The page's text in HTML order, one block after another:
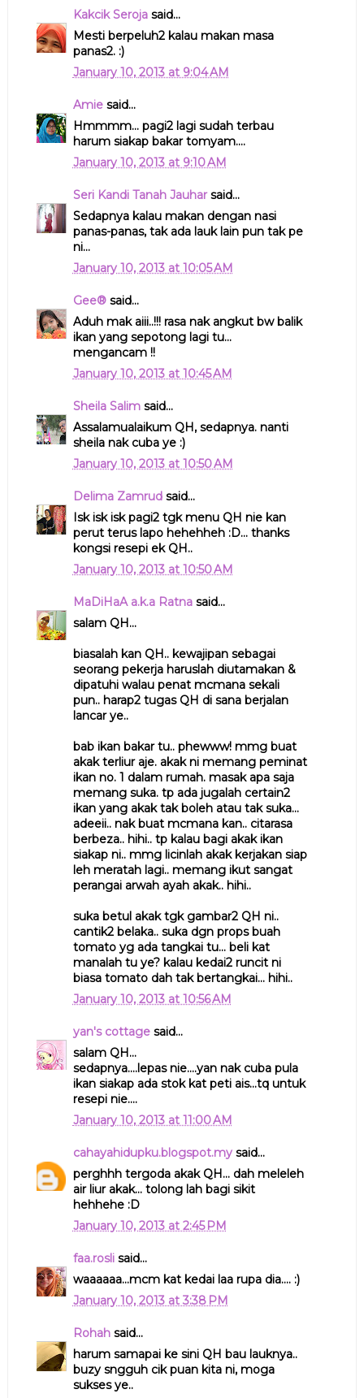
Kakcik Serojasaid...
Mesti berpeluh2 kalau makan masa
panas2. :)
January 10, 2013 at 9:04 AM
Amiesaid...
Hmmmm... pagi2 lagi sudah terbau
harum siakap bakar tomyam....
January 10, 2013 at 9:10 AM
Seri Kandi Tanah Jauharsaid...
Sedapnya kalau makan dengan nasi
panas-panas, tak ada lauk lain pun tak pe
ni...
January 10, 2013 at 10:05 AM
Gee®said...
Aduh mak aiii..!!! rasa nak angkut bw balik
ikan yang sepotong lagi tu...
mengancam !!
January 10, 2013 at 10:45 AM
Sheila Salimsaid...
Assalamualaikum QH, sedapnya. nanti
sheila nak cuba ye :)
January 10, 2013 at 10:50 AM
Delima Zamrudsaid...
Isk isk isk pagi2 tgk menu QH nie kan
perut terus lapo hehehheh :D... thanks
kongsi resepi ek QH..
January 10, 2013 at 10:50 AM
MaDiHaA a.k.a Ratnasaid...
salam QH...
biasalah kan QH.. kewajipan sebagai
seorang pekerja haruslah diutamakan &
dipatuhi walau penat mcmana sekali
pun.. harap2 tugas QH di sana berjalan
lancar ye..
bab ikan bakar tu.. phewww! mmg buat
akak terliur aje. akak ni memang peminat
ikan no. 1 dalam rumah. masak apa saja
memang suka. tp ada jugalah certain2
ikan yang akak tak boleh atau tak suka...
adeeii.. nak buat mcmana kan.. citarasa
berbeza.. hihi.. tp kalau bagi akak ikan
siakap ni.. mmg licinlah akak kerjakan siap
leh meratah lagi.. memang ikut sangat
perangai arwah ayah akak.. hihi..
suka betul akak tgk gambar2 QH ni..
cantik2 belaka.. suka dgn props buah
tomato yg ada tangkai tu... beli kat
manalah tu ye? kalau kedai2 runcit ni
biasa tomato dah tak bertangkai... hihi..
January 10, 2013 at 10:56 AM
yan's cottagesaid...
salam QH...
sedapnya....lepas nie....yan nak cuba pula
ikan siakap ada stok kat peti ais...tq untuk
resepi nie....
January 10, 2013 at 11:00 AM
cahayahidupku.blogspot.mysaid...
perghhh tergoda akak QH... dah meleleh
air liur akak... tolong lah bagi sikit
hehhehe :D
January 10, 2013 at 2:45 PM
faa.roslisaid...
waaaaaa...mcm kat kedai laa rupa dia.... :)
January 10, 2013 at 3:38 PM
Rohahsaid...
harum samapai ke sini QH bau lauknya..
buzy sngguh cik puan kita ni, moga
sukses ye..